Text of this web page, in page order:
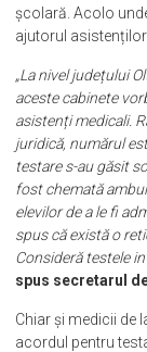
școlară. Acolo
ajutorul
„La nivel județului
aceste cabinete
asistenți medicali.
juridică, numărul
testare s-au găsit
fost chemată
elevilor de a le fi
spus că există o
Consideră testele
spus secretarul
Chiar și medicii de
acordul pentru